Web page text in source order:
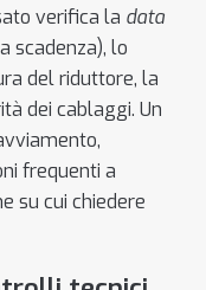
verifica la data
scadenza), lo
del riduttore, la
dei cablaggi. Un
frequenti a
su cui chiedere